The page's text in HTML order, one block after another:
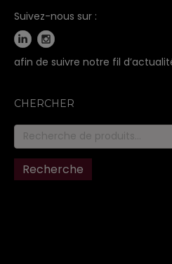
Suivez-nous sur :
afin de suivre notre fil
CHERCHER
Recherche
pour :
Recherche